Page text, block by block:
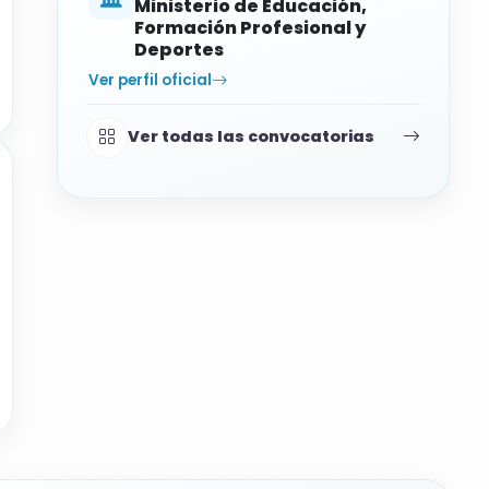
Ministerio de Educación,
Formación Profesional y
Deportes
Ver perfil oficial
Ver todas las convocatorias